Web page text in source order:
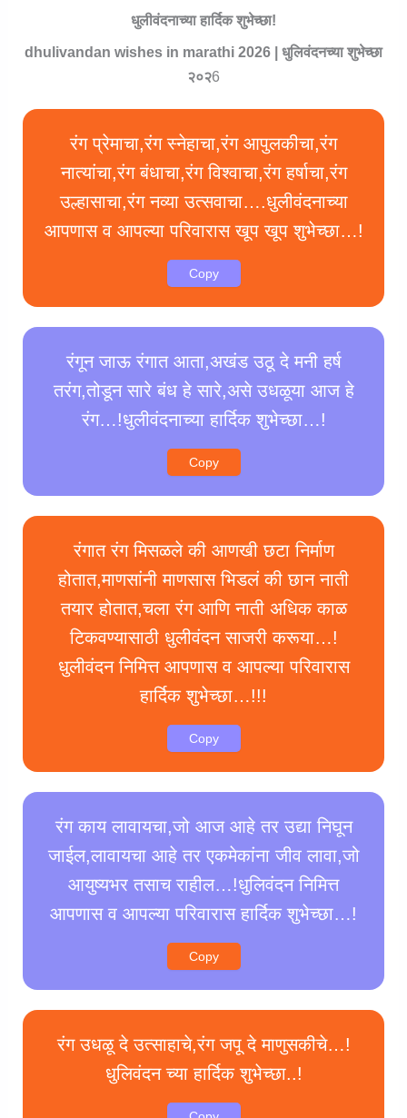
धुलीवंदनाच्या हार्दिक शुभेच्छा!
dhulivandan wishes in marathi 2026 | धुलिवंदनच्या शुभेच्छा
२०२6
रंग प्रेमाचा,रंग स्नेहाचा,रंग आपुलकीचा,रंग
नात्यांचा,रंग बंधाचा,रंग विश्वाचा,रंग हर्षाचा,रंग
उल्हासाचा,रंग नव्या उत्सवाचा….धुलीवंदनाच्या
आपणास व आपल्या परिवारास खूप खूप शुभेच्छा…!
Copy
रंगून जाऊ रंगात आता,अखंड उठू दे मनी हर्ष
तरंग,तोडून सारे बंध हे सारे,असे उधळूया आज हे
रंग…!धुलीवंदनाच्या हार्दिक शुभेच्छा…!
Copy
रंगात रंग मिसळले की आणखी छटा निर्माण
होतात,माणसांनी माणसास भिडलं की छान नाती
तयार होतात,चला रंग आणि नाती अधिक काळ
टिकवण्यासाठी धुलीवंदन साजरी करूया…!
धुलीवंदन निमित्त आपणास व आपल्या परिवारास
हार्दिक शुभेच्छा…!!!
Copy
रंग काय लावायचा,जो आज आहे तर उद्या निघून
जाईल,लावायचा आहे तर एकमेकांना जीव लावा,जो
आयुष्यभर तसाच राहील…!धुलिवंदन निमित्त
आपणास व आपल्या परिवारास हार्दिक शुभेच्छा…!
Copy
रंग उधळू दे उत्साहाचे,रंग जपू दे माणुसकीचे…!
धुलिवंदन च्या हार्दिक शुभेच्छा..!